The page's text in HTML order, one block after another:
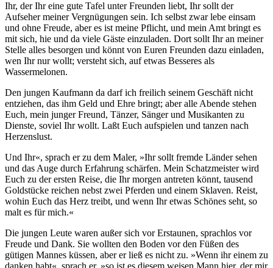
Ihr, der Ihr eine gute Tafel unter Freunden liebt, Ihr sollt der
Aufseher meiner Vergnügungen sein. Ich selbst zwar lebe einsam
und ohne Freude, aber es ist meine Pflicht, und mein Amt bringt es
mit sich, hie und da viele Gäste einzuladen. Dort sollt Ihr an meiner
Stelle alles besorgen und könnt von Euren Freunden dazu einladen,
wen Ihr nur wollt; versteht sich, auf etwas Besseres als
Wassermelonen.
Den jungen Kaufmann da darf ich freilich seinem Geschäft nicht
entziehen, das ihm Geld und Ehre bringt; aber alle Abende stehen
Euch, mein junger Freund, Tänzer, Sänger und Musikanten zu
Dienste, soviel Ihr wollt. Laßt Euch aufspielen und tanzen nach
Herzenslust.
Und Ihr«, sprach er zu dem Maler, »Ihr sollt fremde Länder sehen
und das Auge durch Erfahrung schärfen. Mein Schatzmeister wird
Euch zu der ersten Reise, die Ihr morgen antreten könnt, tausend
Goldstücke reichen nebst zwei Pferden und einem Sklaven. Reist,
wohin Euch das Herz treibt, und wenn Ihr etwas Schönes seht, so
malt es für mich.«
Die jungen Leute waren außer sich vor Erstaunen, sprachlos vor
Freude und Dank. Sie wollten den Boden vor den Füßen des
gütigen Mannes küssen, aber er ließ es nicht zu. »Wenn ihr einem zu